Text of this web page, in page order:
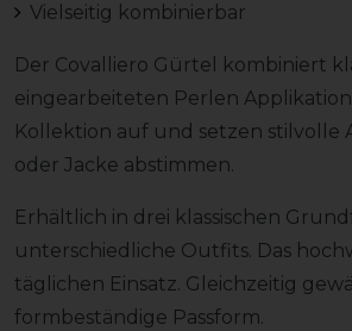
Vielseitig kombinierbar
Der Covalliero Gürtel kombiniert
eingearbeiteten Perlen
Kollektion auf und setzen stilvolle
oder Jacke abstimmen.
Erhältlich in drei klassischen
unterschiedliche Outfits. Das
täglichen Einsatz. Gleichzeitig
formbeständige Passform.